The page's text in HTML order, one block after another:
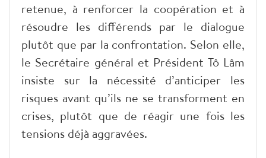
retenue, à renforcer la coopération et à
résoudre les différends par le dialogue
plutôt que par la confrontation. Selon elle,
le Secrétaire général et Président Tô Lâm
insiste sur la nécessité d’anticiper les
risques avant qu’ils ne se transforment en
crises, plutôt que de réagir une fois les
tensions déjà aggravées.